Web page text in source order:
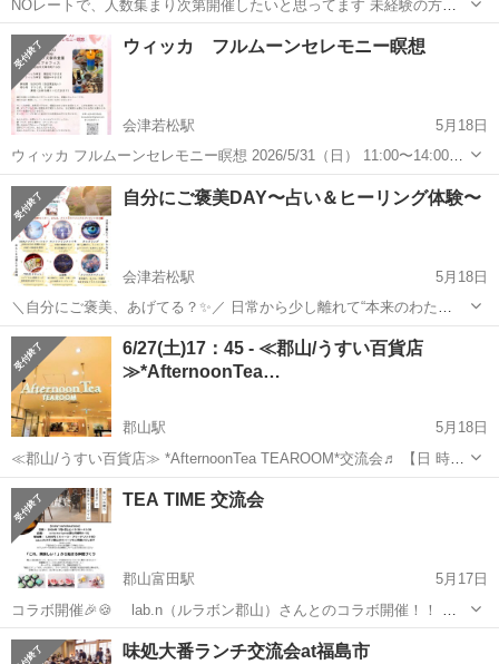
NOレートで、人数集まり次第開催したいと思ってます 未経験の方で
も歓迎です！ 興味のある方はグループチャットに招待いたします！ 麻
雀沢山やりたので御協力お願いします🙇🏼‍♂️
福島 福島市
ウィッカ フルムーンセレモニー瞑想
会津若松駅
5月18日
ウィッカ フルムーンセレモニー瞑想 2026/5/31（日） 11:00〜14:00
（10:45受付開始） ヒューマンハブ天寧寺倉庫 2階シェアオフィス
（会津若松市天寧寺町7-38） ウィッカ神官 南形花づ子さま...
福島 会津若松市 会津若松駅 その他
自分にご褒美DAY〜占い＆ヒーリング体験〜
会津若松駅
5月18日
＼自分にご褒美、あげてる？✨／ 日常から少し離れて“本来のわた
し”に還る時間を過ごしませんか？ 🌿 会津 自分にご褒美DAY〜占い＆
ヒーリング体験〜 🗓 5月23日（土）⏰ 11:00〜17:00📍 瑞祥館 2階ギャ
ラ...
福島 会津若松市 その他 ヒーリング
6/27(土)17：45 - ≪郡山/うすい百貨店
≫*AfternoonTea…
郡山駅
5月18日
≪郡山/うすい百貨店≫ *AfternoonTea TEAROOM*交流会♬ 【日 時】
6月27日(土)17：45 - 19：00 ※途中参加・途中退出ご自由にOK！ 【会
場】 アフタヌーンティー・テ...
福島 郡山市 その他
TEA TIME 交流会
郡山富田駅
5月17日
コラボ開催🎉🍪 lab.n（ルラボン郡山）さんとのコラボ開催！！ 甘
いものと、楽しいお喋り 「スイーツ交流会」で ちょっと素敵なティー
タイム 普段は平日開催なので参加されるメンバーもかわるかと思いま
福島 郡山市 郡山富田駅 その他 スイーツ
味処大番ランチ交流会at福島市